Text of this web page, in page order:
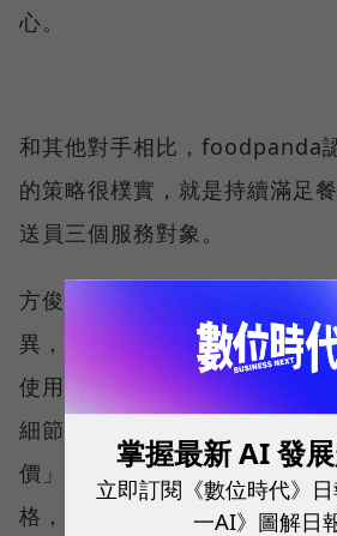
心。
和其他對手相比，foodpanda
的策略很樸實，就是持續滿足
送員三個服務對象。
方俊強笑說，消費者其實很難
異，像是餐廳品質、獨家合作
使用，只是肚子餓偶而想訂餐
細節。他舉例，foodpanda平
價」，同樣餐點內用價100元
格，雖然總會有業者不遵守規
掌握最新 AI 發展
立即訂閱《數位時代》
一AI》圖解日